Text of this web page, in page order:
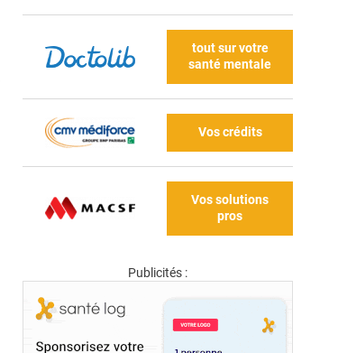
tout sur votre
santé mentale
Vos crédits
Vos solutions
pros
Publicités :